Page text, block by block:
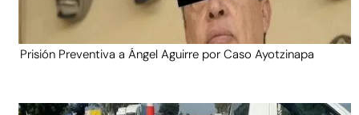
Prisión Preventiva a Ángel Aguirre por Caso Ayotzinapa